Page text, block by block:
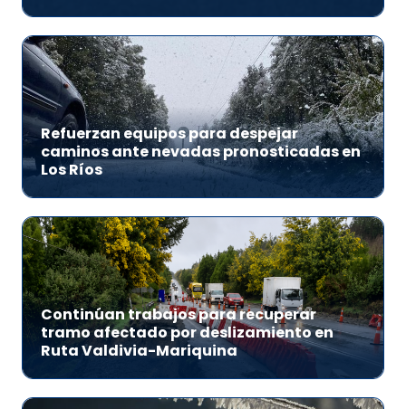
Refuerzan equipos para despejar
caminos ante nevadas pronosticadas en
Los Ríos
Continúan trabajos para recuperar
tramo afectado por deslizamiento en
Ruta Valdivia-Mariquina